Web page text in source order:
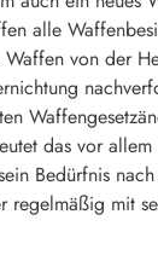
alle
von der
das vor
Bedürfnis
regelmäßig mit